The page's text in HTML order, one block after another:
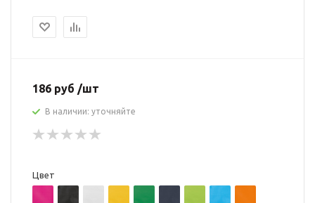
186 руб /шт
В наличии: уточняйте
Цвет